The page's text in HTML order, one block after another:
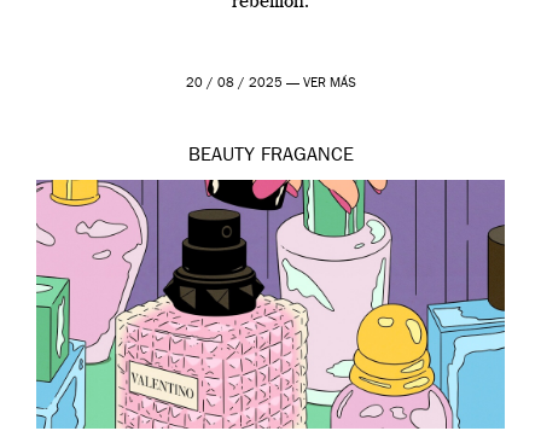
20 / 08 / 2025 — VER MÁS
BEAUTY FRAGANCE